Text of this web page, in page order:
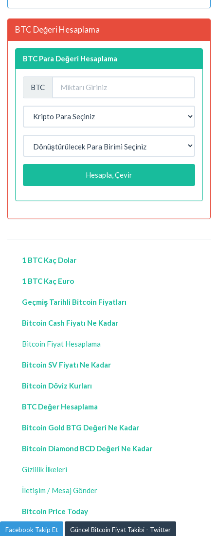
BTC Değeri Hesaplama
BTC Para Değeri Hesaplama
BTC
Hesapla, Çevir
1 BTC Kaç Dolar
1 BTC Kaç Euro
Geçmiş Tarihli Bitcoin Fiyatları
Bitcoin Cash Fiyatı Ne Kadar
Bitcoin Fiyat Hesaplama
Bitcoin SV Fiyatı Ne Kadar
Bitcoin Döviz Kurları
BTC Değer Hesaplama
Bitcoin Gold BTG Değeri Ne Kadar
Bitcoin Diamond BCD Değeri Ne Kadar
Gizlilik İlkeleri
İletişim / Mesaj Gönder
Bitcoin Price Today
Facebook Takip Et Güncel Bitcoin Fiyat Takibi - Twitter